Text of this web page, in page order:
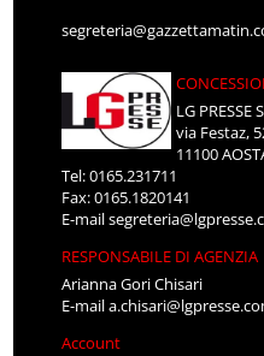
LG PRESSE
via Festaz,
11100
Tel: 0165.231711
Fax: 0165.1820141
E-mail
RESPONSABILE DI AGENZIA
Arianna Gori Chisari
E-mail
Account